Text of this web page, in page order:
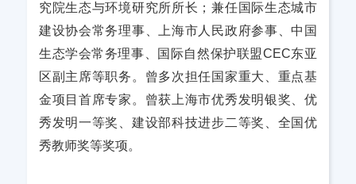
究院生态与环境研究所所长；兼任国际生态城市
建设协会常务理事、上海市人民政府参事、中国
生态学会常务理事、国际自然保护联盟CEC东亚
区副主席等职务。曾多次担任国家重大、重点基
金项目首席专家。曾获上海市优秀发明银奖、优
秀发明一等奖、建设部科技进步二等奖、全国优
秀教师奖等奖项。